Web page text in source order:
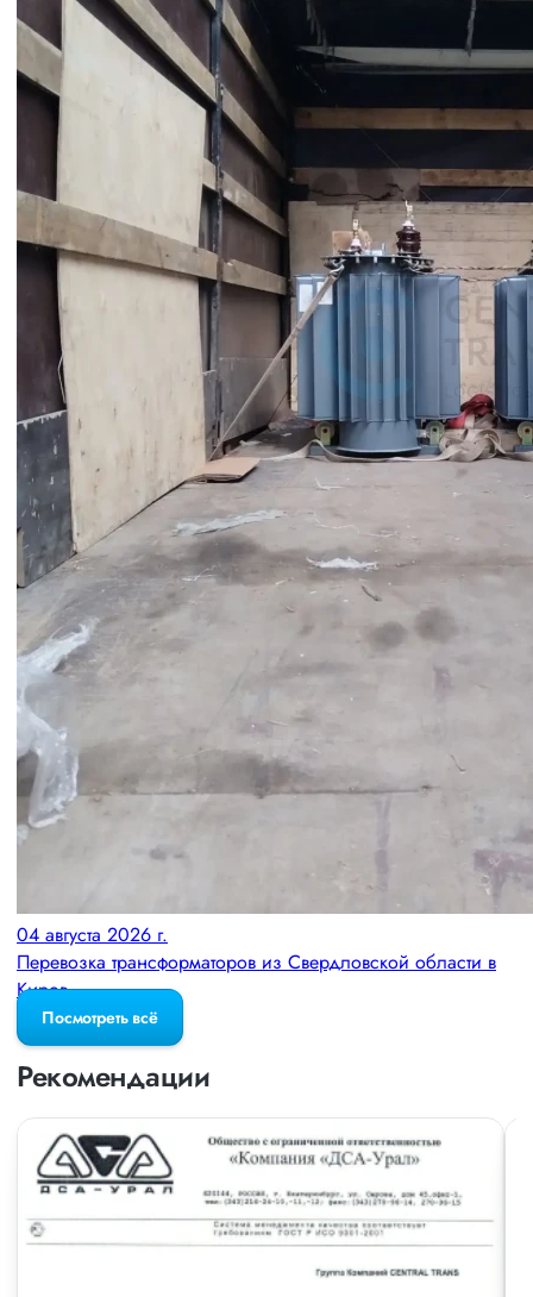
04 августа 2026 г.
Перевозка трансформаторов из Свердловской области в
Киров
Посмотреть всё
Рекомендации